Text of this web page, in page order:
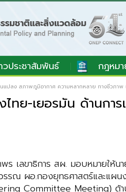
วประชาสัมพันธ์ กฎหม
แปลง สภาพภูมิอากาศ ความหลากหลาย ทางชีวภาพ
ไทย-เยอรมัน ด้าน
ร เลขาธิการ สผ. มอบหมายใ
ณ ผอ.กองยุทธศาสตร์และแผน
Committee Meeting) ด้า